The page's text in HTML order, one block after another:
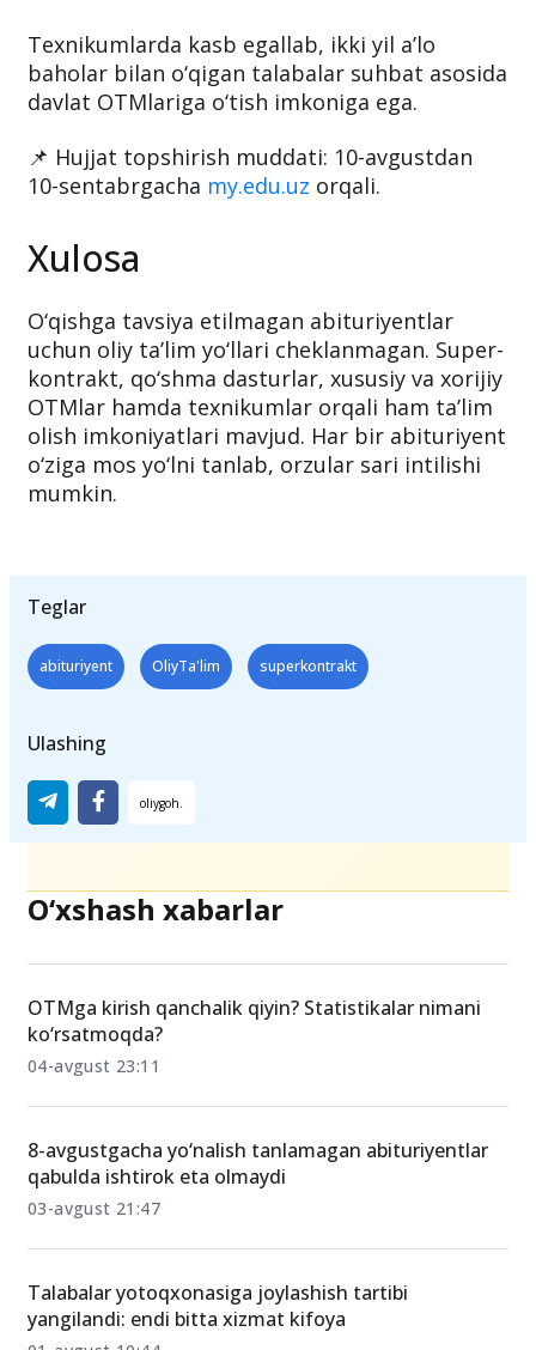
Texnikumlarda kasb egallab, ikki yil a’lo
baholar bilan o‘qigan talabalar suhbat asosida
davlat OTMlariga o‘tish imkoniga ega.
📌 Hujjat topshirish muddati: 10-avgustdan
10-sentabrgacha my.edu.uz orqali.
Xulosa
O‘qishga tavsiya etilmagan abituriyentlar
uchun oliy ta’lim yo‘llari cheklanmagan. Super-
kontrakt, qo‘shma dasturlar, xususiy va xorijiy
OTMlar hamda texnikumlar orqali ham ta’lim
olish imkoniyatlari mavjud. Har bir abituriyent
o‘ziga mos yo‘lni tanlab, orzular sari intilishi
mumkin.
Teglar
abituriyent OliyTa'lim superkontrakt
Ulashing
O‘xshash xabarlar
OTMga kirish qanchalik qiyin? Statistikalar nimani
ko‘rsatmoqda?
04-avgust 23:11
8-avgustgacha yo‘nalish tanlamagan abituriyentlar
qabulda ishtirok eta olmaydi
03-avgust 21:47
Talabalar yotoqxonasiga joylashish tartibi
yangilandi: endi bitta xizmat kifoya